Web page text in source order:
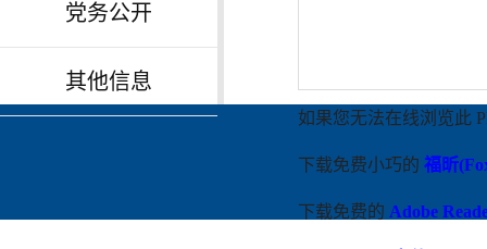
党务公开
其他信息
如果您无法在线浏览此
下载免费小巧的 福昕
下载免费的 Adobe